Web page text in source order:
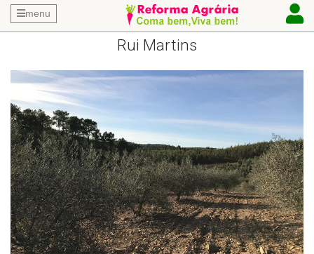
menu
Rui Martins